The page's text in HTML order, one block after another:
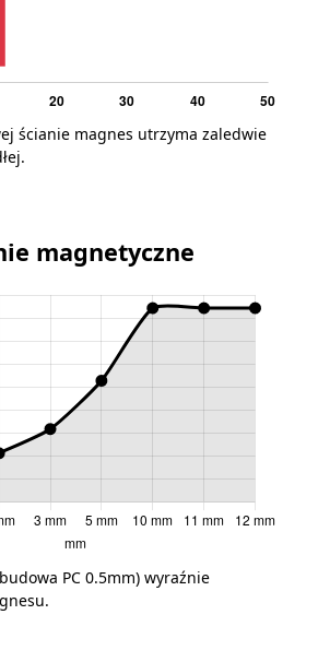
ścianie magnes utrzyma zaledwie
magnetyczne
PC 0.5mm) wyraźnie